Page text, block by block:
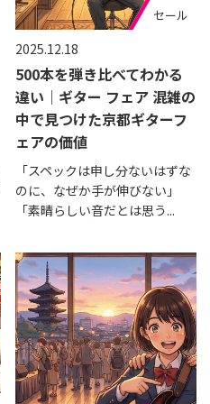
2025.12.18
500本を弾き比べてわかる
違い｜ギター フェア 混雑の
中で見つけた京都ギターフ
ェアの価値
「スペックは申し分ないはずな
のに、なぜか手が伸びない」
「素晴らしい音だとは思う...
セール